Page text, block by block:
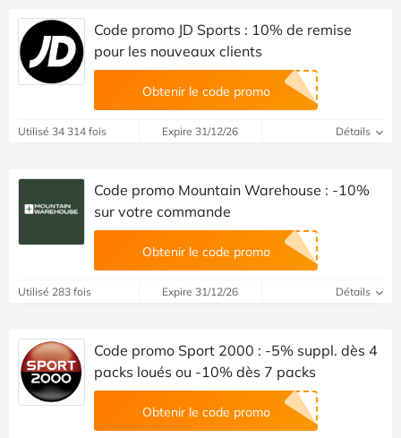
Code promo JD Sports : 10% de remise
pour les nouveaux clients
Obtenir le code promo
Utilisé 34 314 fois Expire 31/12/26 Détails
Code promo Mountain Warehouse : -10%
sur votre commande
Obtenir le code promo
Utilisé 283 fois Expire 31/12/26 Détails
Code promo Sport 2000 : -5% suppl. dès 4
packs loués ou -10% dès 7 packs
Obtenir le code promo